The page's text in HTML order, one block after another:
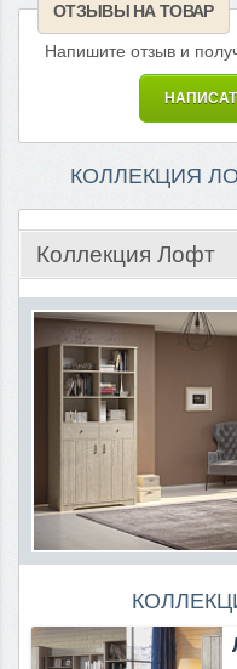
ОТЗЫВЫ НА ТОВАР
Напишите отзыв и
КОЛЛЕКЦИЯ
Коллекция Лофт